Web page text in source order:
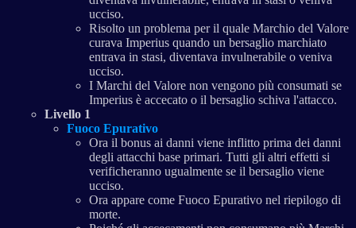
ucciso.
Risolto un problema per il quale Marchio del Valore
curava Imperius quando un bersaglio marchiato
entrava in stasi, diventava invulnerabile o veniva
ucciso.
I Marchi del Valore non vengono più consumati se
Imperius è accecato o il bersaglio schiva l'attacco.
Livello 1
Fuoco Epurativo
Ora il bonus ai danni viene inflitto prima dei danni
degli attacchi base primari. Tutti gli altri effetti si
verificheranno ugualmente se il bersaglio viene
ucciso.
Ora appare come Fuoco Epurativo nel riepilogo di
morte.